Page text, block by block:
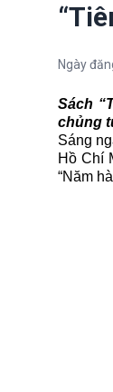
Ngày
Sách
chủng
Sáng
Hồ Chí
“Năm